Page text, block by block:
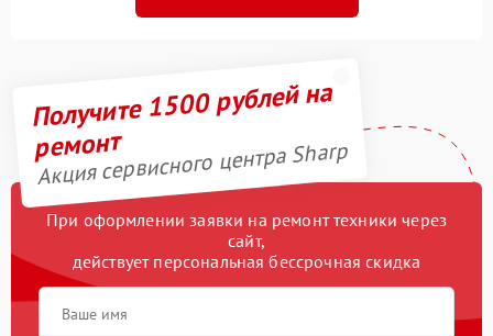
Получите 1500 рублей на
ремонт
Акция сервисного центра Sharp
При оформлении заявки на ремонт техники через
сайт,
действует персональная бессрочная скидка